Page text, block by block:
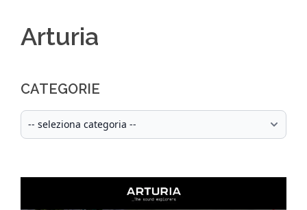
Arturia
CATEGORIE